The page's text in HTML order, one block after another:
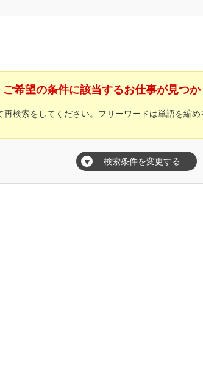
ご希望の条件に該当するお仕事が見つか
再検索をしてください。フリーワードは単語を縮め
▼ 検索条件を変更する